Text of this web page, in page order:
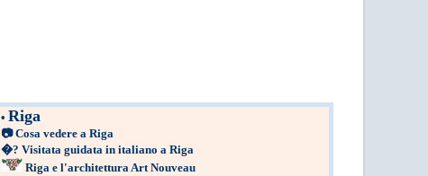
• Riga
📷 Cosa vedere a Riga
�? Visitata guidata in italiano a Riga
Riga e l'architettura Art Nouveau